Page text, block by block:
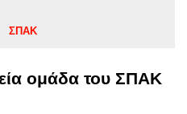
ΣΠΑΚ
ομάδα του ΣΠΑΚ